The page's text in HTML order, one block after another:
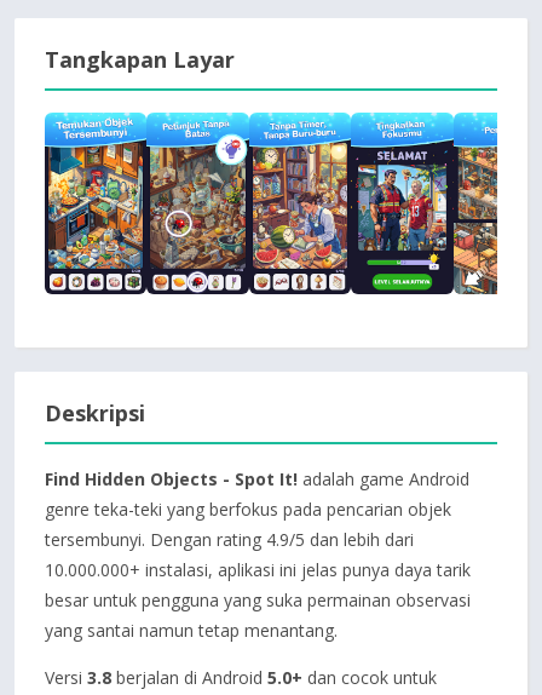
Tangkapan Layar
Deskripsi
Find Hidden Objects - Spot It! adalah game Android
genre teka-teki yang berfokus pada pencarian objek
tersembunyi. Dengan rating 4.9/5 dan lebih dari
10.000.000+ instalasi, aplikasi ini jelas punya daya tarik
besar untuk pengguna yang suka permainan observasi
yang santai namun tetap menantang.
Versi 3.8 berjalan di Android 5.0+ dan cocok untuk